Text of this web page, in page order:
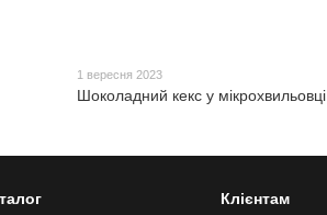
1 вересня 2023
Шоколадний кекс у мікрохвильовці
Клієнтам